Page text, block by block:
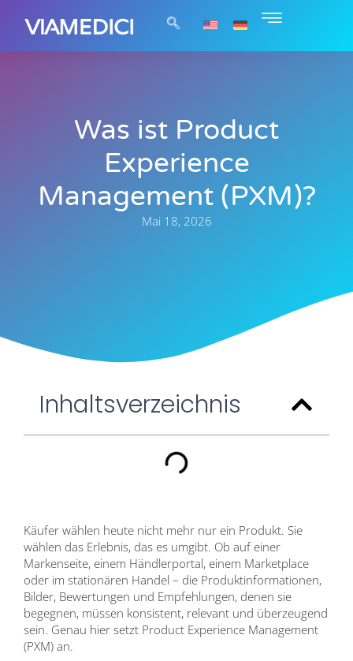
Was ist Product
Experience
Management (PXM)?
Mai 18, 2026
Inhaltsverzeichnis
Käufer wählen heute nicht mehr nur ein Produkt. Sie
wählen das Erlebnis, das es umgibt. Ob auf einer
Markenseite, einem Händlerportal, einem Marketplace
oder im stationären Handel – die Produktinformationen,
Bilder, Bewertungen und Empfehlungen, denen sie
begegnen, müssen konsistent, relevant und überzeugend
sein. Genau hier setzt Product Experience Management
(PXM) an.